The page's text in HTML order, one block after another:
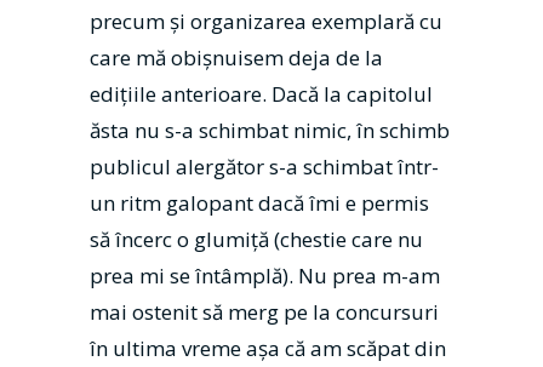
precum și organizarea exemplară cu
care mă obișnuisem deja de la
edițiile anterioare. Dacă la capitolul
ăsta nu s-a schimbat nimic, în schimb
publicul alergător s-a schimbat într-
un ritm galopant dacă îmi e permis
să încerc o glumiță (chestie care nu
prea mi se întâmplă). Nu prea m-am
mai ostenit să merg pe la concursuri
în ultima vreme așa că am scăpat din